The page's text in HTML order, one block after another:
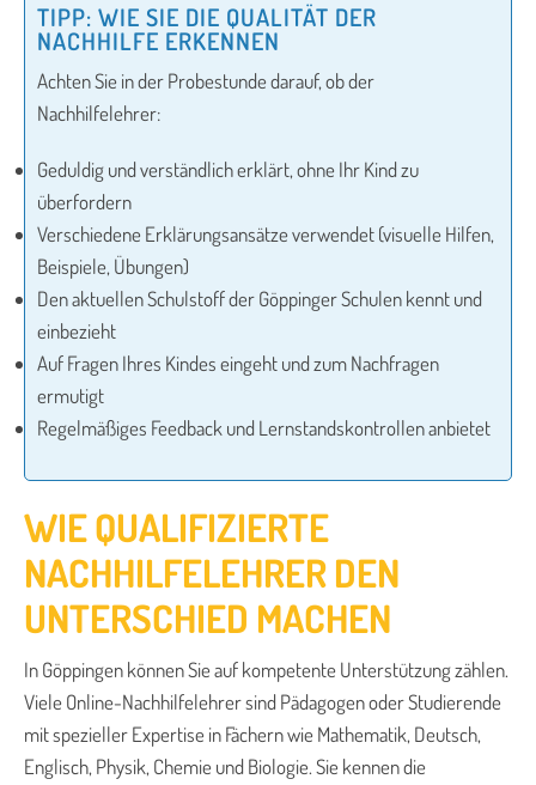
TIPP: WIE SIE DIE QUALITÄT DER
NACHHILFE ERKENNEN
Achten Sie in der Probestunde darauf, ob der
Nachhilfelehrer:
Geduldig und verständlich erklärt, ohne Ihr Kind zu
überfordern
Verschiedene Erklärungsansätze verwendet (visuelle Hilfen,
Beispiele, Übungen)
Den aktuellen Schulstoff der Göppinger Schulen kennt und
einbezieht
Auf Fragen Ihres Kindes eingeht und zum Nachfragen
ermutigt
Regelmäßiges Feedback und Lernstandskontrollen anbietet
WIE QUALIFIZIERTE
NACHHILFELEHRER DEN
UNTERSCHIED MACHEN
In Göppingen können Sie auf kompetente Unterstützung zählen.
Viele Online-Nachhilfelehrer sind Pädagogen oder Studierende
mit spezieller Expertise in Fächern wie Mathematik, Deutsch,
Englisch, Physik, Chemie und Biologie. Sie kennen die